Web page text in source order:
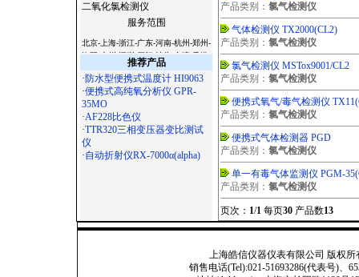
二氧化氯检测仪
服务范围
北京-上海-浙江-广东-河南-杭州-郑州-
洛阳-广州-深圳-厦门-汕头-台湾-香港-
澳门-天津-西安-宝鸡-杭州-温州-常州-
无锡-苏州-南京-镇江-扬州-南通-合肥-
徐州-常熟-石家庄-太原-呼和浩特-沈
阳-长春-哈尔滨-南京-合肥-福州-南昌-
济南-郑州-武汉-长沙-广州-南宁-海口-
成都-贵阳-昆明-拉萨-西安-兰州-西宁-
银川-乌鲁木齐-杭州-沈阳-长春-哈尔
滨-济南-武汉-广州-南宁-成都 -西安-
山-辽宁-淄博-九寨沟-宁夏-绵阳-云南-
城-扬州-徐州-宜兴-江阴-南通-扬州-上
推荐产品
·防水型便携式温度计 HI9063
·便携式高纯氧分析仪 GPR-
35MO
·AF228比色仪
·TTR320三相变压器变比测试
仪
·自动折射仪RX-7000α(alpha)
产品类别： 氯气检测仪
气体检测仪 TX2000(CL2)
产品类别： 氯气检测仪
氯气检测仪 MSTox9001/CL2
产品类别： 氯气检测仪
便携式氧气/毒气检测仪
产品类别： 氯气检测仪
便携式气体检测器 PGD
产品类别： 氯气检测仪
单一有毒气体监测仪 PGM-
产品类别： 氯气检测仪
页次： 1/1 每页30 产品数13
上海皓信仪器仪表有限公司 版权所
销售电话(Tel):021-51693286(代表号)、